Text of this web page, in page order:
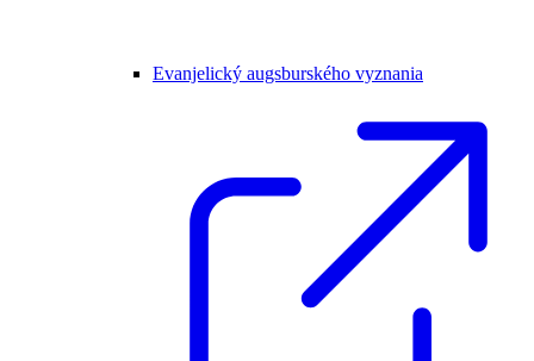
Evanjelický augsburského vyznania